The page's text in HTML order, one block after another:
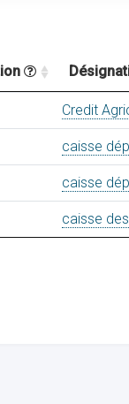
Credit
caisse
caisse
caisse